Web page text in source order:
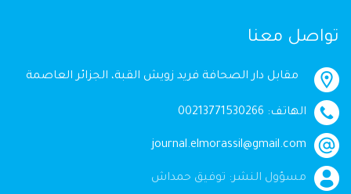
تواصل معنا
مقابل دار الصحافة فريد زويش القبة، الجزائر العاصمة
الهاتف: 00213771530266
journal.elmorassil@gmail.com
مسؤول النشر: توفيق حمداش